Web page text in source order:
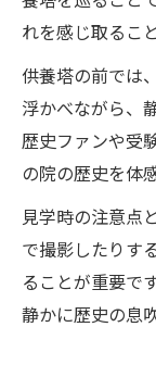
れを感じ取るこ
供養塔の前では
浮かべながら、
歴史ファンや受
の院の歴史を体
見学時の注意点
で撮影したりす
ることが重要で
静かに歴史の息